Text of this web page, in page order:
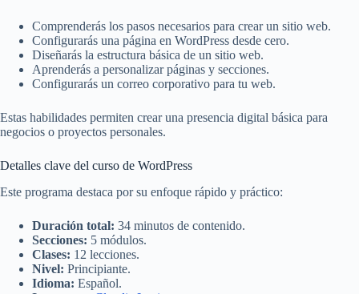
Comprenderás los pasos necesarios para crear un sitio web.
Configurarás una página en WordPress desde cero.
Diseñarás la estructura básica de un sitio web.
Aprenderás a personalizar páginas y secciones.
Configurarás un correo corporativo para tu web.
Estas habilidades permiten crear una presencia digital básica para
negocios o proyectos personales.
Detalles clave del curso de WordPress
Este programa destaca por su enfoque rápido y práctico:
Duración total: 34 minutos de contenido.
Secciones: 5 módulos.
Clases: 12 lecciones.
Nivel: Principiante.
Idioma: Español.